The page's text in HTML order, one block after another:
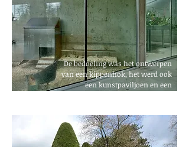
De bedoeling was het ontwerpen
van een kippenhok, het werd ook
een kunstpaviljoen en een